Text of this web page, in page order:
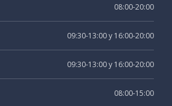
08:00-20:00
09:30-13:00 y 16:00-20:00
09:30-13:00 y 16:00-20:00
08:00-15:00